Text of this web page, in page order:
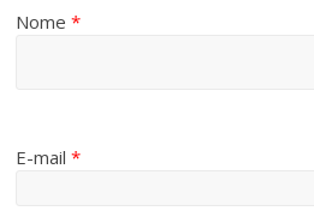
Nome*
E-mail*